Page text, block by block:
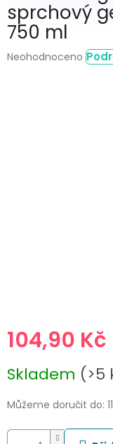
sprchový
750 ml
Průměrné
Neohodnoceno
104,90 Kč
cena:
Skladem (>5
Můžeme doručit do: